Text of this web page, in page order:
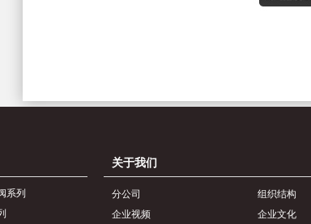
分公司
企业视频
系列
组织结构
企业文化
关于我们